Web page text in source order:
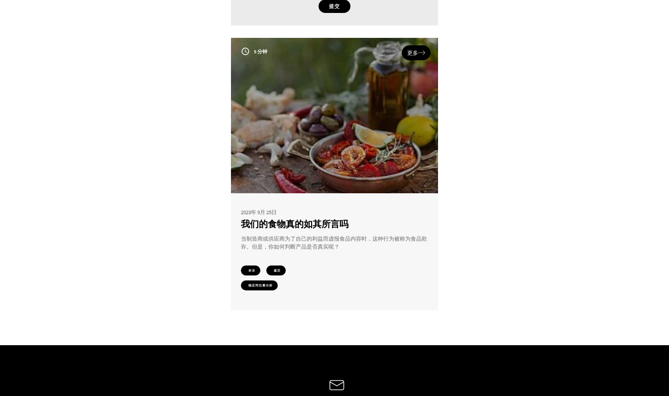
提交
5 分钟 更多
2023年 9月 25日
我们的食物真的如其所言吗
当制造商或供应商为了自己的利益而虚报食品内容时，这种行为被称为食品欺
诈。但是，你如何判断产品是否真实呢？
农业 鉴定
稳定同位素分析